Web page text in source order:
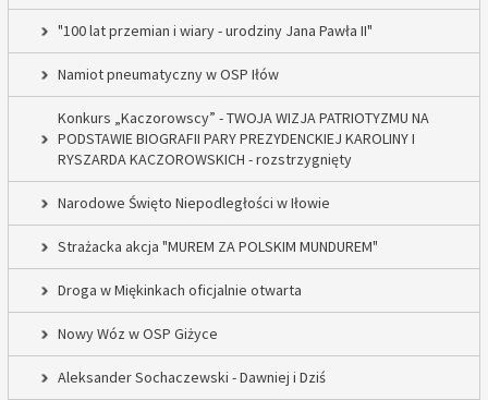
"100 lat przemian i wiary - urodziny Jana Pawła II"
Namiot pneumatyczny w OSP Iłów
Konkurs „Kaczorowscy” - TWOJA WIZJA PATRIOTYZMU NA
PODSTAWIE BIOGRAFII PARY PREZYDENCKIEJ KAROLINY I
RYSZARDA KACZOROWSKICH - rozstrzygnięty
Narodowe Święto Niepodległości w Iłowie
Strażacka akcja "MUREM ZA POLSKIM MUNDUREM"
Droga w Miękinkach oficjalnie otwarta
Nowy Wóz w OSP Giżyce
Aleksander Sochaczewski - Dawniej i Dziś